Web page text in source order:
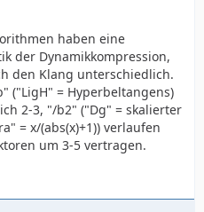
haben eine
der Dynamikkompression,
den Klang unterschiedlich.
("LigH" = Hyperbeltangens)
2-3, "/b2" ("Dg" = skalierter
= x/(abs(x)+1)) verlaufen
um 3-5 vertragen.